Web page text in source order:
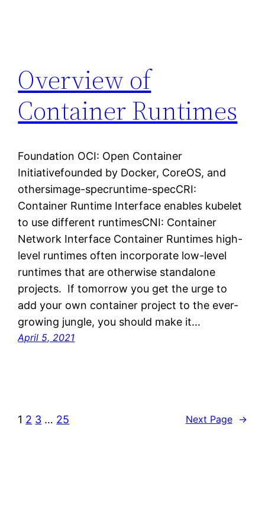
Overview of
Container Runtimes
Foundation OCI: Open Container
Initiativefounded by Docker, CoreOS, and
othersimage-specruntime-specCRI:
Container Runtime Interface enables kubelet
to use different runtimesCNI: Container
Network Interface Container Runtimes high-
level runtimes often incorporate low-level
runtimes that are otherwise standalone
projects. If tomorrow you get the urge to
add your own container project to the ever-
growing jungle, you should make it…
April 5, 2021
1 2 3 … 25 Next Page →